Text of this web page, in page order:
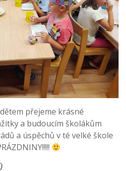
přejeme krásné
a budoucím školákům
a úspěchů v té velké škole